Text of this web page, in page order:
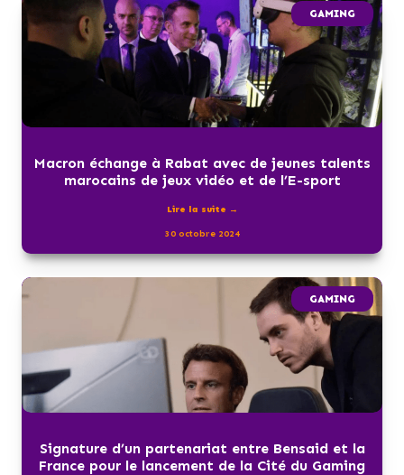
GAMING
Macron échange à Rabat avec de jeunes talents
marocains de jeux vidéo et de l’E-sport
Lire la suite →
30 octobre 2024
GAMING
Signature d’un partenariat entre Bensaid et la
France pour le lancement de la Cité du Gaming